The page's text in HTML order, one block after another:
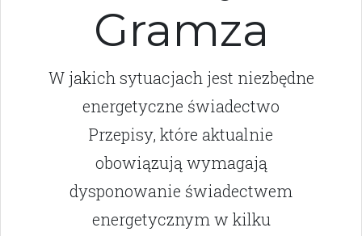
Gramza
W jakich sytuacjach jest niezbędne
energetyczne świadectwo
Przepisy, które aktualnie
obowiązują wymagają
dysponowanie świadectwem
energetycznym w kilku